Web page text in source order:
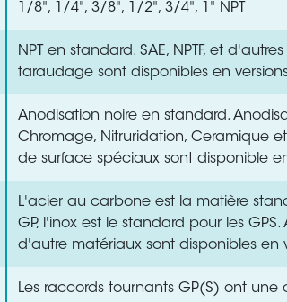
1/8", 1/4", 3/8", 1/2", 3/4", 1" NPT
NPT en standard. SAE, NPTF, et
taraudage sont disponibles en
Anodisation noire en standard.
Chromage, Nitruridation, Ceramique
de surface spéciaux sont disponible
L'acier au carbone est la matière
GP, l'inox est le standard pour les GPS.
d'autre matériaux sont disponibles en
Les raccords tournants GP(S) ont une